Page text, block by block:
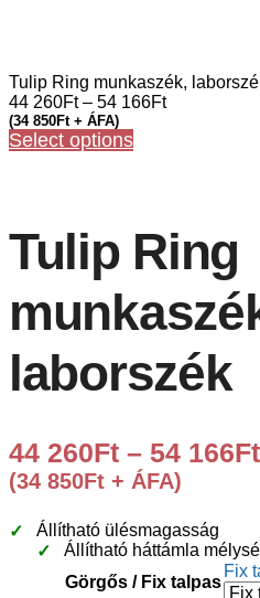
Tulip Ring munkaszék,
44 260Ft– 54 166Ft
(34 850Ft+ ÁFA)
Select options
Tulip Ring
laborszék
44 260Ft – 54 166Ft
(34 850Ft + ÁFA)
Állítható ülésmagasság
Állítható háttámla
Görgős / Fix talpas
Fix